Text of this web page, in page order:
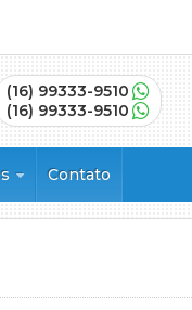
(16) 99333-9510
(16) 99333-9510
Contato